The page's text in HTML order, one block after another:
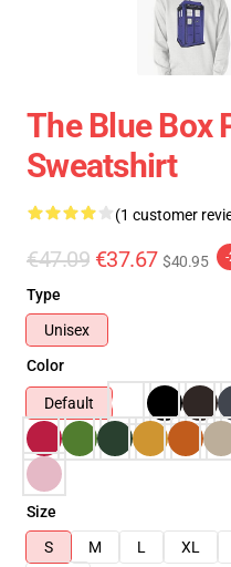
The Blue Box
Sweatshirt
(1 customer
€47.09 €37.67 $40.95
Type
Unisex
Color
Default
Size
S
M L XL